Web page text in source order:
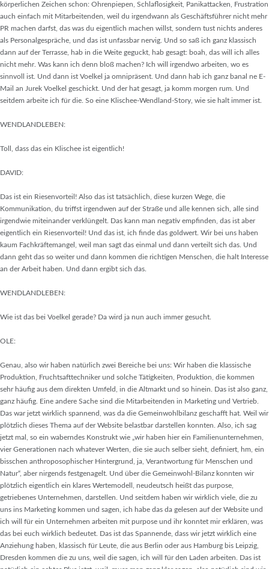
körperlichen Zeichen schon: Ohrenpiepen, Schlaflosigkeit, Panikattacken, Frustration
auch einfach mit Mitarbeitenden, weil du irgendwann als Geschäftsführer nicht mehr
PR machen darfst, das was du eigentlich machen willst, sondern tust nichts anderes
als Personalgespräche, und das ist unfassbar nervig. Und so saß ich ganz klassisch
dann auf der Terrasse, hab in die Weite geguckt, hab gesagt: boah, das will ich alles
nicht mehr. Was kann ich denn bloß machen? Ich will irgendwo arbeiten, wo es
sinnvoll ist. Und dann ist Voelkel ja omnipräsent. Und dann hab ich ganz banal ne E-
Mail an Jurek Voelkel geschickt. Und der hat gesagt, ja komm morgen rum. Und
seitdem arbeite ich für die. So eine Klischee-Wendland-Story, wie sie halt immer ist.
WENDLANDLEBEN:
Toll, dass das ein Klischee ist eigentlich!
DAVID:
Das ist ein Riesenvorteil! Also das ist tatsächlich, diese kurzen Wege, die
Kommunikation, du triffst irgendwen auf der Straße und alle kennen sich, alle sind
irgendwie miteinander verklüngelt. Das kann man negativ empfinden, das ist aber
eigentlich ein Riesenvorteil! Und das ist, ich finde das goldwert. Wir bei uns haben
kaum Fachkräftemangel, weil man sagt das einmal und dann verteilt sich das. Und
dann geht das so weiter und dann kommen die richtigen Menschen, die halt Interesse
an der Arbeit haben. Und dann ergibt sich das.
WENDLANDLEBEN:
Wie ist das bei Voelkel gerade? Da wird ja nun auch immer gesucht.
OLE:
Genau, also wir haben natürlich zwei Bereiche bei uns: Wir haben die klassische
Produktion, Fruchtsafttechniker und solche Tätigkeiten, Produktion, die kommen
sehr häufig aus dem direkten Umfeld, in die Altmarkt und so hinein. Das ist also ganz,
ganz häufig. Eine andere Sache sind die Mitarbeitenden in Marketing und Vertrieb.
Das war jetzt wirklich spannend, was da die Gemeinwohlbilanz geschafft hat. Weil wir
plötzlich dieses Thema auf der Website belastbar darstellen konnten. Also, ich sag
jetzt mal, so ein waberndes Konstrukt wie „wir haben hier ein Familienunternehmen,
vier Generationen nach whatever Werten, die sie auch selber sieht, definiert, hm, ein
bisschen anthroposophischer Hintergrund, ja, Verantwortung für Menschen und
Natur“, aber nirgends festgenagelt. Und über die Gemeinwohl-Bilanz konnten wir
plötzlich eigentlich ein klares Wertemodell, neudeutsch heißt das purpose,
getriebenes Unternehmen, darstellen. Und seitdem haben wir wirklich viele, die zu
uns ins Marketing kommen und sagen, ich habe das da gelesen auf der Website und
ich will für ein Unternehmen arbeiten mit purpose und ihr konntet mir erklären, was
das bei euch wirklich bedeutet. Das ist das Spannende, dass wir jetzt wirklich eine
Anziehung haben, klassisch für Leute, die aus Berlin oder aus Hamburg bis Leipzig,
Dresden kommen die zu uns, weil die sagen, ich will für den Laden arbeiten. Das ist